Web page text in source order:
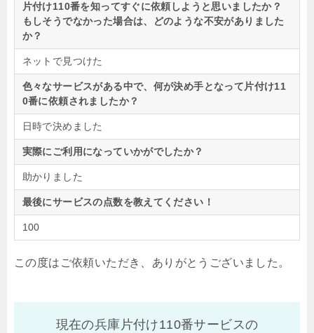
片付け110番を知ってすぐに依頼しようと思いましたか？
もしそうでなかった場合は、どのような不安がありました
か？
ネットで見つけた
色々なサービスがある中で、何が決め手となって片付け11
0番に依頼されましたか？
日時で決めました
実際にご利用になっていかがでしたか？
助かりました
最後にサービスの点数を教えてください！
100
この度はご依頼いただき、ありがとうございました。
現在の兵庫片付け110番サービスの